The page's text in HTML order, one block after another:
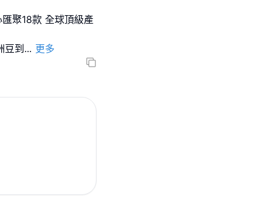
聚18款 全球頂級產
豆到 ... 更多